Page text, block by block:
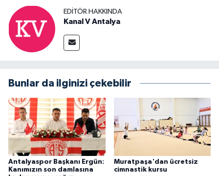
EDITÖR HAKKINDA
Kanal V Antalya
Bunlar da ilginizi çekebilir
Antalyaspor Başkanı Ergün:
Kanımızın son damlasına
Muratpaşa'dan ücretsiz
cimnastik kursu